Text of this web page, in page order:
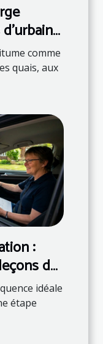
comme
quais, aux
:
de
idéale
étape